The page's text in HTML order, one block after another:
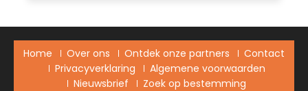
Home Over ons Ontdek onze partners
Contact
Privacyverklaring
Algemene voorwaarden
Nieuwsbrief
Zoek op bestemming